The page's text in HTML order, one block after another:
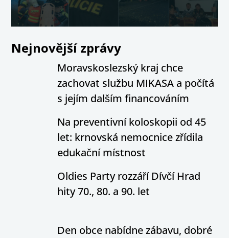
Nejnovější zprávy
Moravskoslezský kraj chce
zachovat službu MIKASA a počítá
s jejím dalším financováním
Na preventivní koloskopii od 45
let: krnovská nemocnice zřídila
edukační místnost
Oldies Party rozzáří Dívčí Hrad
hity 70., 80. a 90. let
Den obce nabídne zábavu, dobré